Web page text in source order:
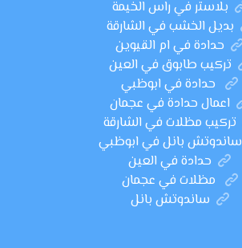
بلاستر في راس الخيمة
بديل الخشب في الشارقة
حدادة في ام القيوين
تركيب طابوق في العين
حدادة في ابوظبي
اعمال حدادة في عجمان
تركيب مظلات في الشارقة
ساندوتش بانل في ابوظبي
حدادة في العين
مظلات في عجمان
ساندوتش بانل